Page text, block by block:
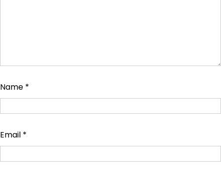
Name *
Email *